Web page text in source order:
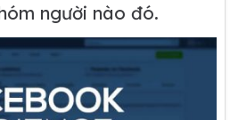
người nào đó.